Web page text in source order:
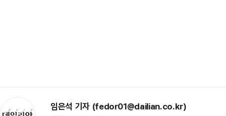
임은석 기자 (fedor01@dailian.co.kr)